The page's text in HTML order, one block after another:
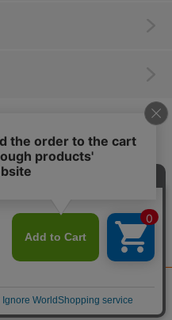
ーションを。
ビ株式会社
© Combi Corporation.